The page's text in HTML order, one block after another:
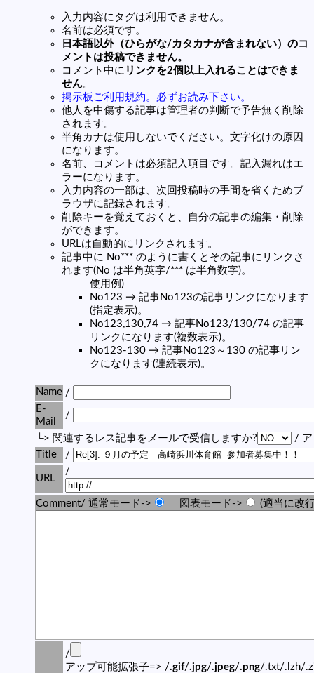
入力内容にタグは利用できません。
名前は必須です。
日本語以外（ひらがな/カタカナが含まれない）のコ
メントは投稿できません。
コメント中に リンクを2個以上入れることはできま
せん。
掲示板ご利用規約。必ずお読み下さい。
他人を中傷する記事は管理者の判断で予告無く削除
されます。
半角カナは使用しないでください。文字化けの原因
になります。
名前、コメントは必須記入項目です。記入漏れはエ
ラーになります。
入力内容の一部は、次回投稿時の手間を省くためブ
ラウザに記録されます。
削除キーを覚えておくと、自分の記事の編集・削除
ができます。
URLは自動的にリンクされます。
記事中に No*** のように書くとその記事にリンクさ
れます(No は半角英字/*** は半角数字)。
使用例)
No123 → 記事No123の記事リンクになります
(指定表示)。
No123,130,74 → 記事No123/130/74 の記事
リンクになります(複数表示)。
No123-130 → 記事No123～130 の記事リン
クになります(連続表示)。
Name /
E-
Mail
/
└> 関連するレス記事をメールで受信しますか?
/ ア
Title
/
URL
/
Comment/ 通常モード-> 図表モード-> (適当に改
/
アップ可能拡張子=> /.gif/.jpg/.jpeg/.png/.txt/.lzh/